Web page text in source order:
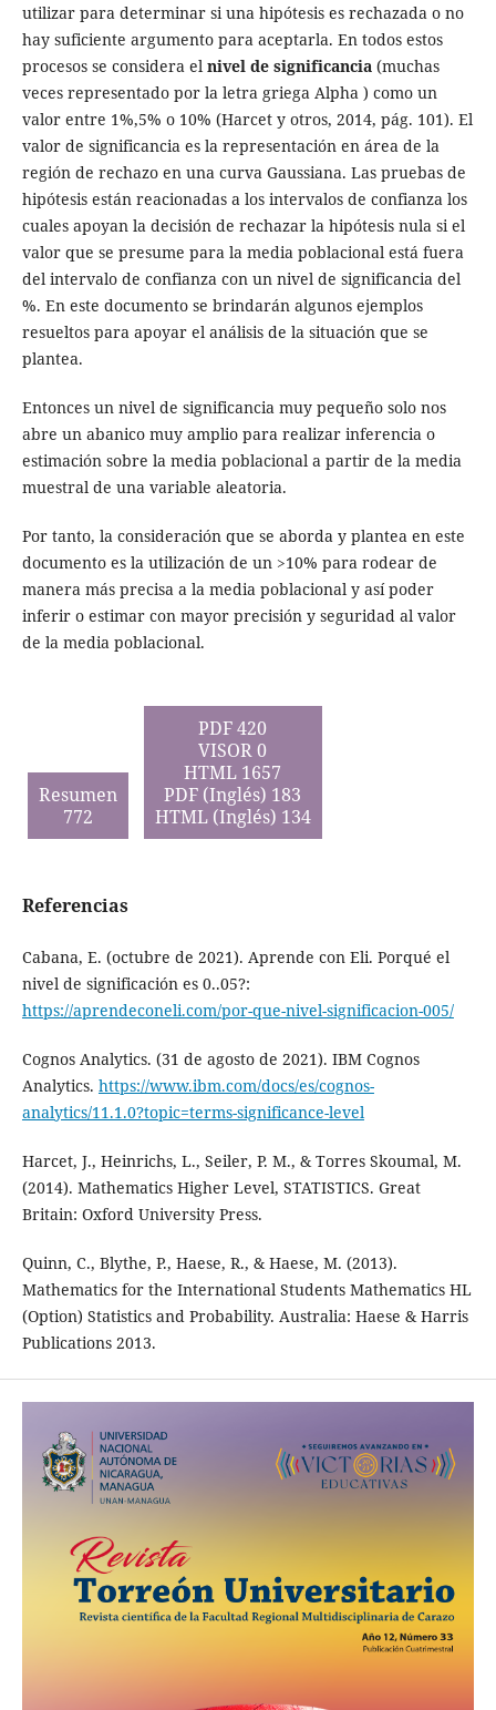
utilizar para determinar si una hipótesis es rechazada o no
hay suficiente argumento para aceptarla. En todos estos
procesos se considera el nivel de significancia (muchas
veces representado por la letra griega Alpha ) como un
valor entre 1%,5% o 10% (Harcet y otros, 2014, pág. 101). El
valor de significancia es la representación en área de la
región de rechazo en una curva Gaussiana. Las pruebas de
hipótesis están reacionadas a los intervalos de confianza los
cuales apoyan la decisión de rechazar la hipótesis nula si el
valor que se presume para la media poblacional está fuera
del intervalo de confianza con un nivel de significancia del
%. En este documento se brindarán algunos ejemplos
resueltos para apoyar el análisis de la situación que se
plantea.
Entonces un nivel de significancia muy pequeño solo nos
abre un abanico muy amplio para realizar inferencia o
estimación sobre la media poblacional a partir de la media
muestral de una variable aleatoria.
Por tanto, la consideración que se aborda y plantea en este
documento es la utilización de un >10% para rodear de
manera más precisa a la media poblacional y así poder
inferir o estimar con mayor precisión y seguridad al valor
de la media poblacional.
Resumen
772
PDF 420
VISOR 0
HTML 1657
PDF (Inglés) 183
HTML (Inglés) 134
Referencias
Cabana, E. (octubre de 2021). Aprende con Eli. Porqué el
nivel de significación es 0..05?:
https://aprendeconeli.com/por-que-nivel-significacion-005/
Cognos Analytics. (31 de agosto de 2021). IBM Cognos
Analytics. https://www.ibm.com/docs/es/cognos-
analytics/11.1.0?topic=terms-significance-level
Harcet, J., Heinrichs, L., Seiler, P. M., & Torres Skoumal, M.
(2014). Mathematics Higher Level, STATISTICS. Great
Britain: Oxford University Press.
Quinn, C., Blythe, P., Haese, R., & Haese, M. (2013).
Mathematics for the International Students Mathematics HL
(Option) Statistics and Probability. Australia: Haese & Harris
Publications 2013.